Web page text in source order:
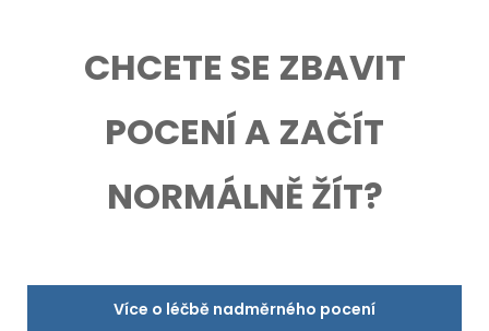
CHCETE SE ZBAVIT
POCENÍ A ZAČÍT
NORMÁLNĚ ŽÍT?
Více o léčbě nadměrného pocení